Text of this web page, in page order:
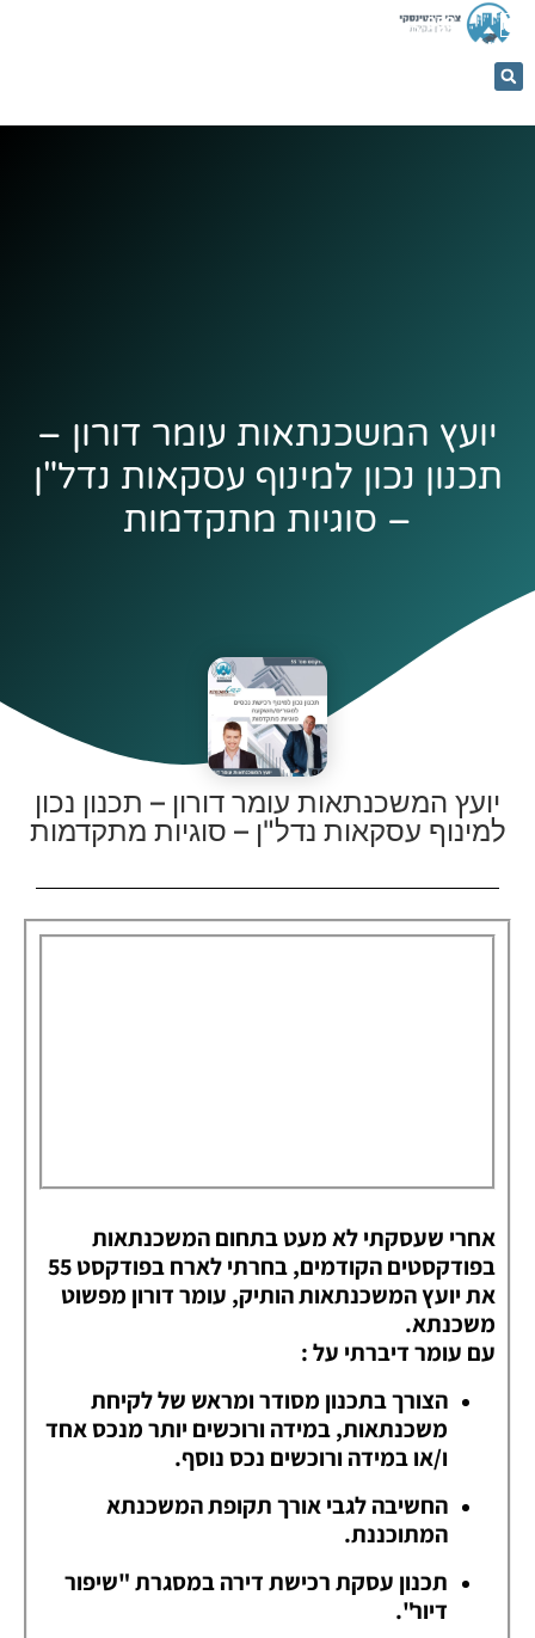
053-
5366884
יועץ המשכנתאות עומר דורון –
תכנון נכון למינוף עסקאות נדל"ן
– סוגיות מתקדמות
יועץ המשכנתאות עומר דורון – תכנון נכון
למינוף עסקאות נדל"ן – סוגיות מתקדמות
אחרי שעסקתי לא מעט בתחום המשכנתאות
בפודקסטים הקודמים, בחרתי לארח בפודקסט 55
את יועץ המשכנתאות הותיק, עומר דורון מפשוט
משכנתא.
עם עומר דיברתי על :
הצורך בתכנון מסודר ומראש של לקיחת
משכנתאות, במידה ורוכשים יותר מנכס אחד
ו/או במידה ורוכשים נכס נוסף.
החשיבה לגבי אורך תקופת המשכנתא
המתוכננת.
תכנון עסקת רכישת דירה במסגרת "שיפור
דיור".